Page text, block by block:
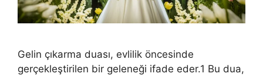
Gelin çıkarma duası, evlilik öncesinde
gerçekleştirilen bir geleneği ifade eder.1 Bu dua,